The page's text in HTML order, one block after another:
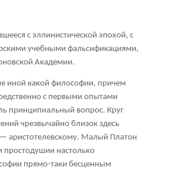
с эллинистической эпохой, с
учебными фальсификациями,
Академии.
иной какой философии, причем
с первыми опытами
принципиальный вопрос. Круг
чрезвычайно близок здесь
аристотелевскому. Малый Платон
простодушии настолько
прямо-таки бесценным